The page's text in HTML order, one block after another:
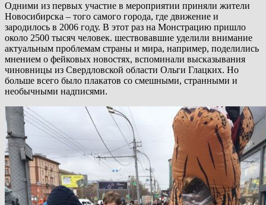
Одними из первых участие в мероприятии приняли жители
Новосибирска – того самого города, где движение и
зародилось в 2006 году. В этот раз на Монстрацию пришло
около 2500 тысяч человек. шествовавшие уделили внимание
актуальным проблемам страны и мира, например, поделились
мнением о фейковых новостях, вспоминали высказывания
чиновницы из Свердловской области Ольги Глацких. Но
больше всего было плакатов со смешными, странными и
необычными надписями.